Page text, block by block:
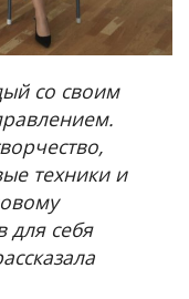
со своим
техники и
для себя